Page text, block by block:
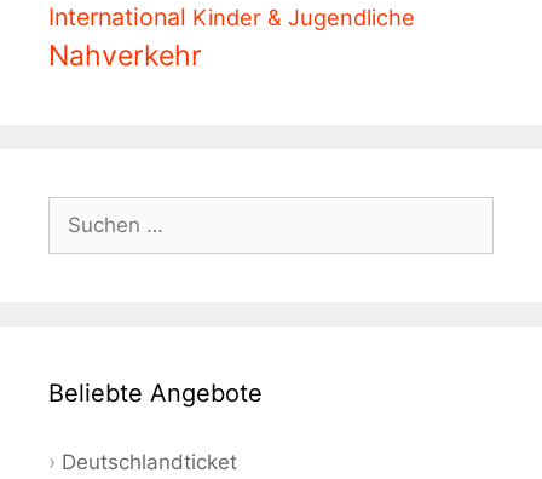
International Kinder & Jugendliche
Nahverkehr
nach:
Beliebte Angebote
Deutschlandticket